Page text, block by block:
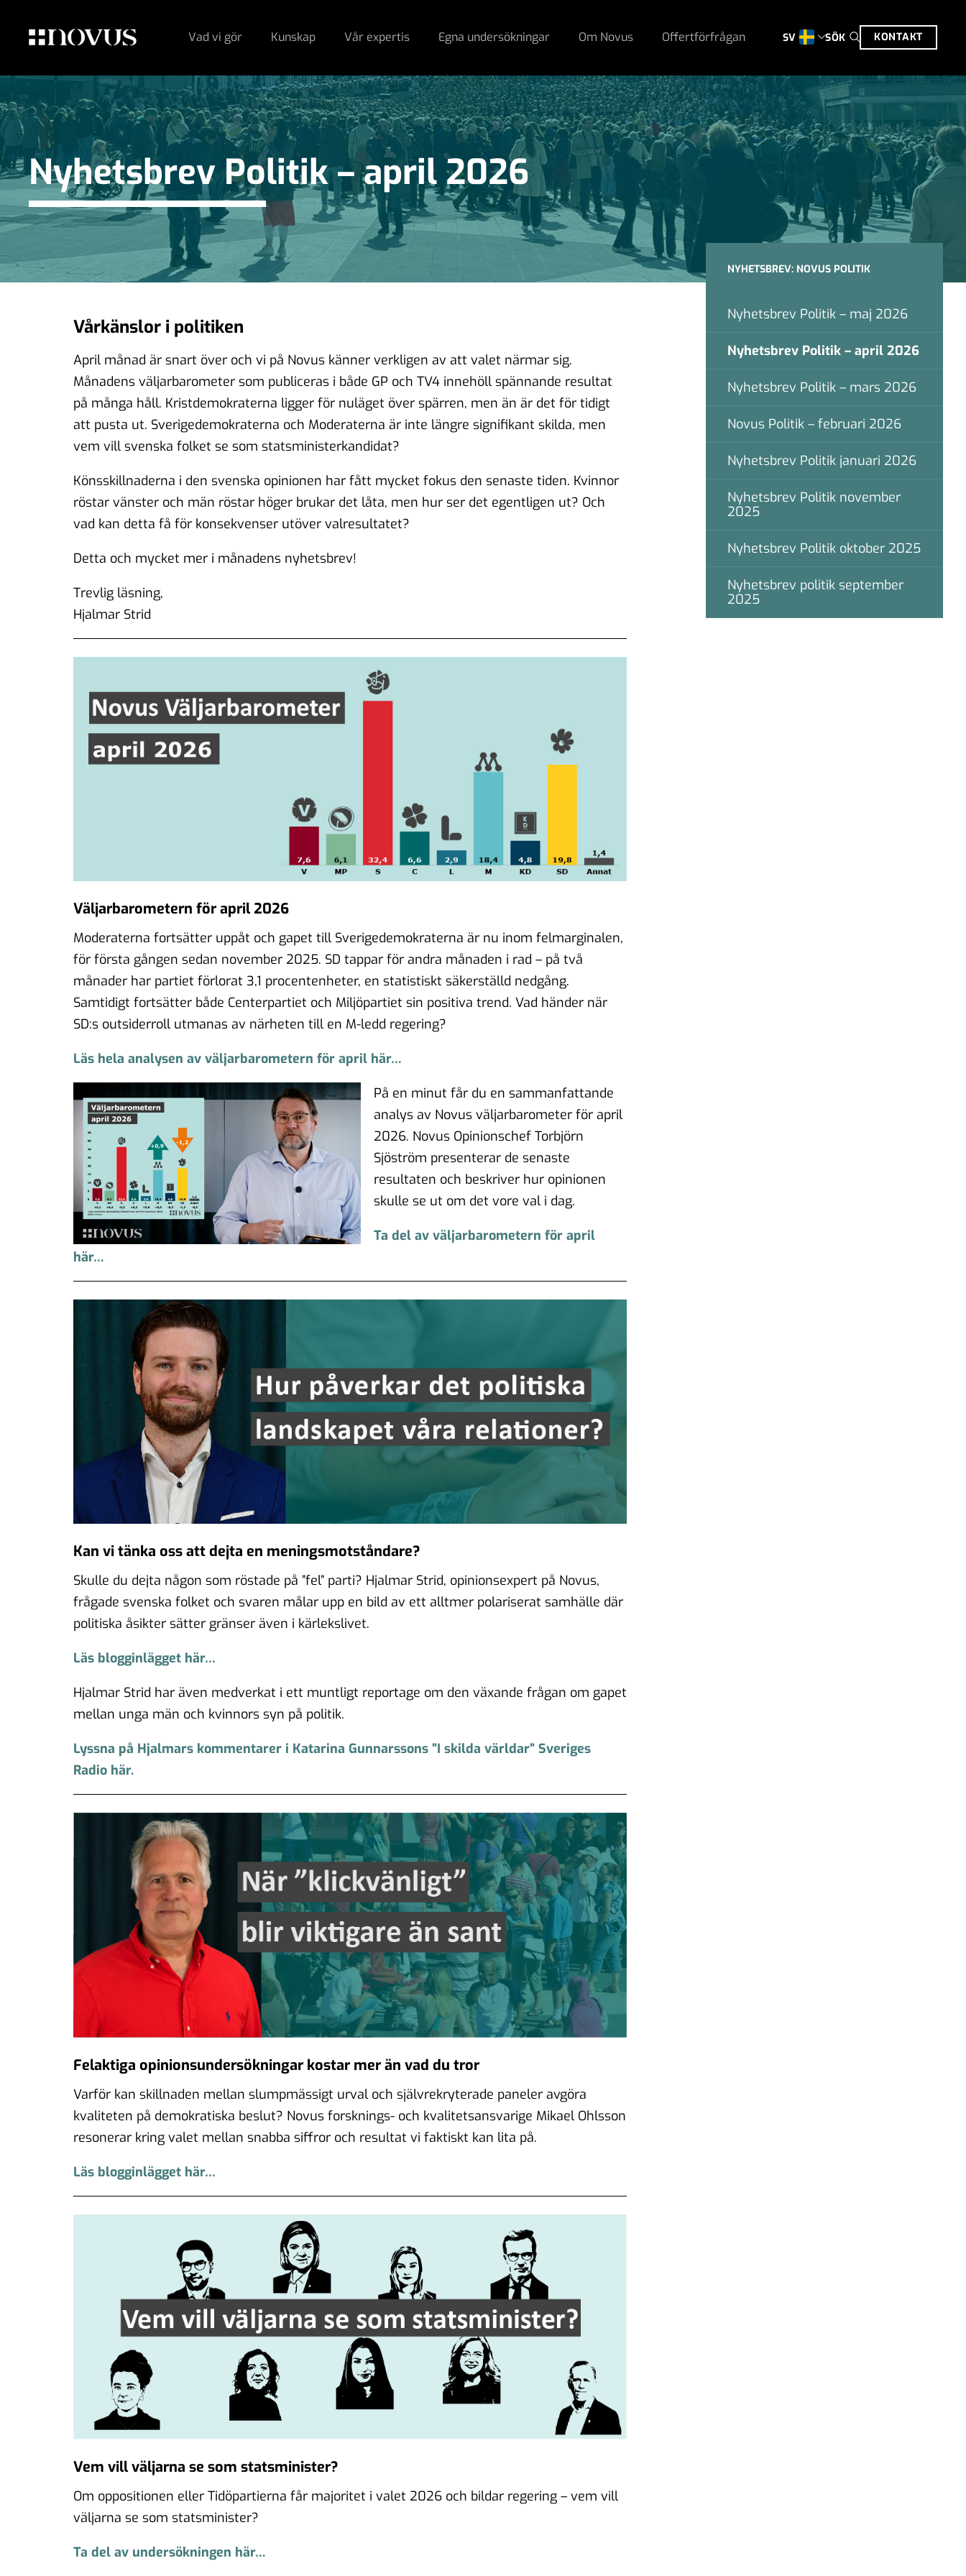
Vad vi gör Kunskap Vår expertis Egna undersökningar Om Novus Offertförfrågan SV SÖK KONTAKT
Nyhetsbrev Politik – april 2026
Vårkänslor i politiken
April månad är snart över och vi på Novus känner verkligen av att valet närmar sig.
Månadens väljarbarometer som publiceras i både GP och TV4 innehöll spännande resultat
på många håll. Kristdemokraterna ligger för nuläget över spärren, men än är det för tidigt
att pusta ut. Sverigedemokraterna och Moderaterna är inte längre signifikant skilda, men
vem vill svenska folket se som statsministerkandidat?
Könsskillnaderna i den svenska opinionen har fått mycket fokus den senaste tiden. Kvinnor
röstar vänster och män röstar höger brukar det låta, men hur ser det egentligen ut? Och
vad kan detta få för konsekvenser utöver valresultatet?
Detta och mycket mer i månadens nyhetsbrev!
Trevlig läsning,
Hjalmar Strid
Väljarbarometern för april 2026
Moderaterna fortsätter uppåt och gapet till Sverigedemokraterna är nu inom felmarginalen,
för första gången sedan november 2025. SD tappar för andra månaden i rad – på två
månader har partiet förlorat 3,1 procentenheter, en statistiskt säkerställd nedgång.
Samtidigt fortsätter både Centerpartiet och Miljöpartiet sin positiva trend. Vad händer när
SD:s outsiderroll utmanas av närheten till en M-ledd regering?
Läs hela analysen av väljarbarometern för april här…
På en minut får du en sammanfattande
analys av Novus väljarbarometer för april
2026. Novus Opinionschef Torbjörn
Sjöström presenterar de senaste
resultaten och beskriver hur opinionen
skulle se ut om det vore val i dag.
Ta del av väljarbarometern för april
här…
Kan vi tänka oss att dejta en meningsmotståndare?
Skulle du dejta någon som röstade på ”fel” parti? Hjalmar Strid, opinionsexpert på Novus,
frågade svenska folket och svaren målar upp en bild av ett alltmer polariserat samhälle där
politiska åsikter sätter gränser även i kärlekslivet.
Läs blogginlägget här…
Hjalmar Strid har även medverkat i ett muntligt reportage om den växande frågan om gapet
mellan unga män och kvinnors syn på politik.
Lyssna på Hjalmars kommentarer i Katarina Gunnarssons ”I skilda världar” Sveriges
Radio här.
Felaktiga opinionsundersökningar kostar mer än vad du tror
Varför kan skillnaden mellan slumpmässigt urval och självrekryterade paneler avgöra
kvaliteten på demokratiska beslut? Novus forsknings- och kvalitetsansvarige Mikael Ohlsson
resonerar kring valet mellan snabba siffror och resultat vi faktiskt kan lita på.
Läs blogginlägget här…
Vem vill väljarna se som statsminister?
Om oppositionen eller Tidöpartierna får majoritet i valet 2026 och bildar regering – vem vill
väljarna se som statsminister?
Ta del av undersökningen här…
NYHETSBREV: NOVUS POLITIK
Nyhetsbrev Politik – maj 2026
Nyhetsbrev Politik – april 2026
Nyhetsbrev Politik – mars 2026
Novus Politik – februari 2026
Nyhetsbrev Politik januari 2026
Nyhetsbrev Politik november
2025
Nyhetsbrev Politik oktober 2025
Nyhetsbrev politik september
2025